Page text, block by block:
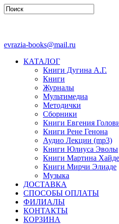
evrazia-books@mail.ru
КАТАЛОГ
Книги Дугина А.Г.
Книги
Журналы
Мультимедиа
Методички
Сборники
Книги Евгения
Книги Рене Генона
Аудио Лекции (mp3)
Книги Юлиуса Эволы
Книги Мартина
Книги Мирчи Элиаде
Музыка
ДОСТАВКА
СПОСОБЫ ОПЛАТЫ
ФИЛИАЛЫ
КОНТАКТЫ
КОРЗИНА